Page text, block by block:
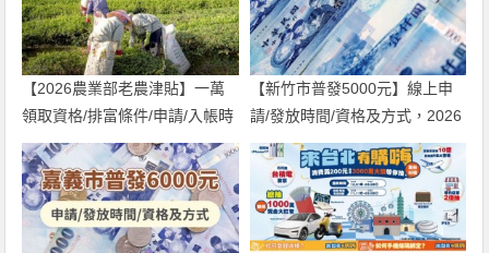
【2026農業部老農津貼】一萬
領取資格/排富條件/申請/入帳時
間一次看！
【新竹市普發5000元】線上申
請/發放時間/資格及方式，2026
年領取！